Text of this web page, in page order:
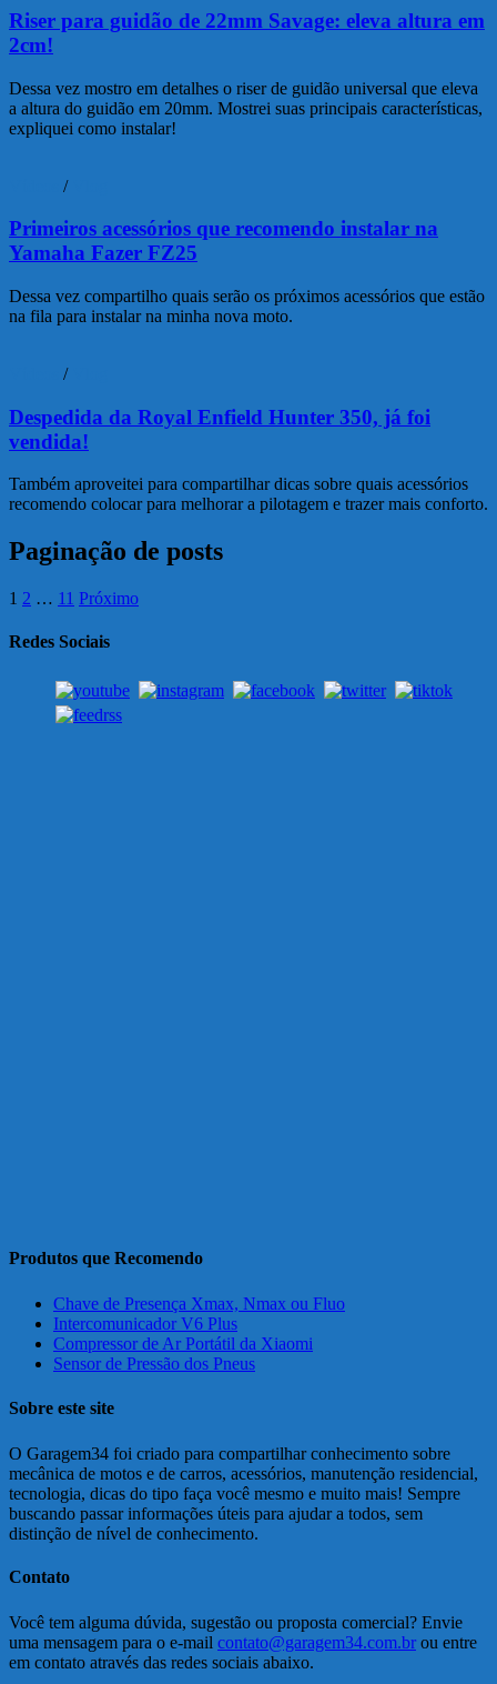
Riser para guidão de 22mm Savage: eleva altura em
2cm!
Dessa vez mostro em detalhes o riser de guidão universal que eleva
a altura do guidão em 20mm. Mostrei suas principais características,
expliquei como instalar!
/
Primeiros acessórios que recomendo instalar na
Yamaha Fazer FZ25
Dessa vez compartilho quais serão os próximos acessórios que estão
na fila para instalar na minha nova moto.
/
Despedida da Royal Enfield Hunter 350, já foi
vendida!
Também aproveitei para compartilhar dicas sobre quais acessórios
recomendo colocar para melhorar a pilotagem e trazer mais conforto.
Paginação de posts
1 2 … 11 Próximo
Redes Sociais
Produtos que Recomendo
Chave de Presença Xmax, Nmax ou Fluo
Intercomunicador V6 Plus
Compressor de Ar Portátil da Xiaomi
Sensor de Pressão dos Pneus
Sobre este site
O Garagem34 foi criado para compartilhar conhecimento sobre
mecânica de motos e de carros, acessórios, manutenção residencial,
tecnologia, dicas do tipo faça você mesmo e muito mais! Sempre
buscando passar informações úteis para ajudar a todos, sem
distinção de nível de conhecimento.
Contato
Você tem alguma dúvida, sugestão ou proposta comercial? Envie
uma mensagem para o e-mail contato@garagem34.com.br ou entre
em contato através das redes sociais abaixo.